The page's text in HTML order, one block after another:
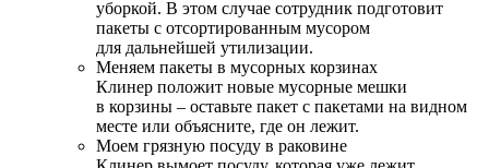
уборкой. В этом случае сотрудник подготовит
пакеты с отсортированным мусором
для дальнейшей утилизации.
Меняем пакеты в мусорных корзинах
Клинер положит новые мусорные мешки
в корзины – оставьте пакет с пакетами на видном
месте или объясните, где он лежит.
Моем грязную посуду в раковине